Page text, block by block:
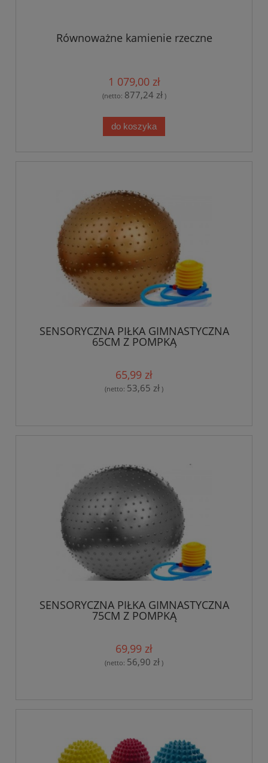
Równoważne kamienie rzeczne
1 079,00 zł
(netto: 877,24 zł)
do koszyka
SENSORYCZNA PIŁKA GIMNASTYCZNA
65CM Z POMPKĄ
65,99 zł
(netto: 53,65 zł )
SENSORYCZNA PIŁKA GIMNASTYCZNA
75CM Z POMPKĄ
69,99 zł
(netto: 56,90 zł )